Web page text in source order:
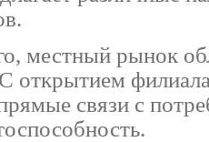
местный рынок
открытием
связи с